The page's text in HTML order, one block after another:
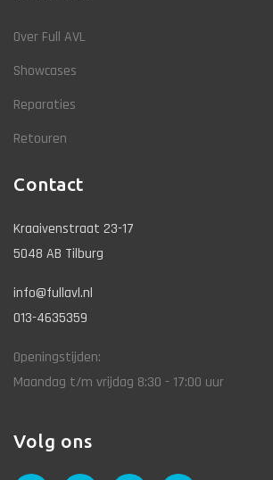
Over Full AVL
Showcases
Reparaties
Retouren
Contact
Kraaivenstraat 23-17
5048 AB Tilburg
info@fullavl.nl
013-4635359
Openingstijden:
Maandag t/m vrijdag 8:30 - 17:00 uur
Volg ons